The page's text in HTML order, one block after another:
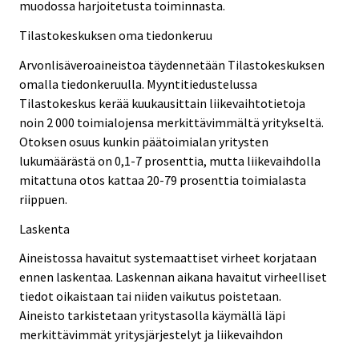
muodossa harjoitetusta toiminnasta.
Tilastokeskuksen oma tiedonkeruu
Arvonlisäveroaineistoa täydennetään Tilastokeskuksen
omalla tiedonkeruulla. Myyntitiedustelussa
Tilastokeskus kerää kuukausittain liikevaihtotietoja
noin 2 000 toimialojensa merkittävimmältä yritykseltä.
Otoksen osuus kunkin päätoimialan yritysten
lukumäärästä on 0,1-7 prosenttia, mutta liikevaihdolla
mitattuna otos kattaa 20-79 prosenttia toimialasta
riippuen.
Laskenta
Aineistossa havaitut systemaattiset virheet korjataan
ennen laskentaa. Laskennan aikana havaitut virheelliset
tiedot oikaistaan tai niiden vaikutus poistetaan.
Aineisto tarkistetaan yritystasolla käymällä läpi
merkittävimmät yritysjärjestelyt ja liikevaihdon